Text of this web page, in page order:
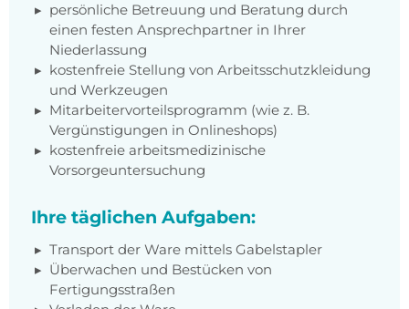
persönliche Betreuung und Beratung durch
einen festen Ansprechpartner in Ihrer
Niederlassung
kostenfreie Stellung von Arbeitsschutzkleidung
und Werkzeugen
Mitarbeitervorteilsprogramm (wie z. B.
Vergünstigungen in Onlineshops)
kostenfreie arbeitsmedizinische
Vorsorgeuntersuchung
Ihre täglichen Aufgaben:
Transport der Ware mittels Gabelstapler
Überwachen und Bestücken von
Fertigungsstraßen